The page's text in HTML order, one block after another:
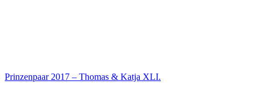
Prinzenpaar 2017 – Thomas & Katja XLI.